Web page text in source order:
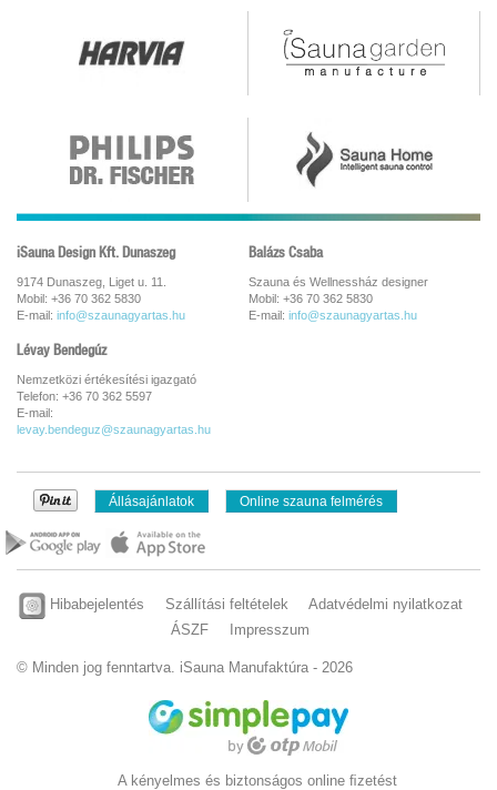
iSauna Design Kft. Dunaszeg
9174 Dunaszeg, Liget u. 11.
Mobil: +36 70 362 5830
E-mail: info@szaunagyartas.hu
Balázs Csaba
Szauna és Wellnessház designer
Mobil: +36 70 362 5830
E-mail: info@szaunagyartas.hu
Lévay Bendegúz
Nemzetközi értékesítési igazgató
Telefon: +36 70 362 5597
E-mail:
levay.bendeguz@szaunagyartas.hu
Állásajánlatok Online szauna felmérés
Hibabejelentés Szállítási feltételek
Adatvédelmi nyilatkozat
ÁSZF
Impresszum
© Minden jog fenntartva. iSauna Manufaktúra - 2026
A kényelmes és biztonságos online ﬁzetést